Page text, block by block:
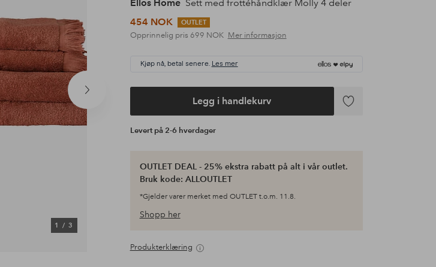
Neste
produkt
1/ 3
Ellos Home Sett med frottéhåndklær Molly 4 deler
454 NOK
OUTLET
Opprinnelig pris 699 NOK Mer informasjon
Kjøp nå, betal senere. Les mer
Legg i handlekurv
Legg
Levert på 2-6 hverdager
OUTLET DEAL - 25% ekstra rabatt på alt i vår outlet.
Bruk kode: ALLOUTLET
*Gjelder varer merket med OUTLET t.o.m. 11.8.
Shopp her
Produkterklæring